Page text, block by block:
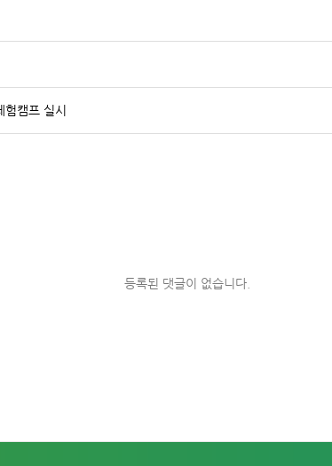
캠프 실시
등록된 댓글이 없습니다.